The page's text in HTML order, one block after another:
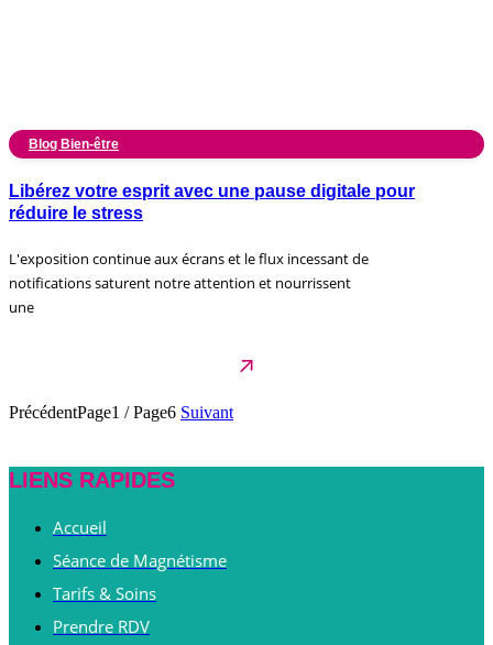
Blog Bien-être
Libérez votre esprit avec une pause digitale pour
réduire le stress
L'exposition continue aux écrans et le flux incessant de
notifications saturent notre attention et nourrissent
une
PrécédentPage1 / Page6 Suivant
LIENS RAPIDES
Accueil
Séance de Magnétisme
Tarifs & Soins
Prendre RDV